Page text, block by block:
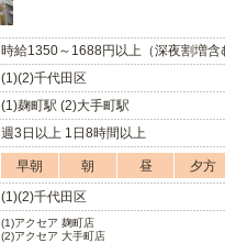
時給1350～1688円以上（深夜割増含
(1)(2)千代田区
(1)麹町駅 (2)大手町駅
週3日以上 1日8時間以上
早朝 朝 昼 夕方
(1)(2)千代田区
(1)アクセア 麹町店
(2)アクセア 大手町店